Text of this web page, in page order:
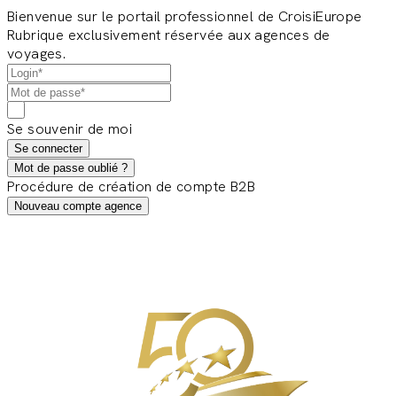
Bienvenue sur le portail professionnel de CroisiEurope
Rubrique exclusivement réservée aux agences de
voyages.
Se souvenir de moi
Se connecter
Mot de passe oublié ?
Procédure de création de compte B2B
Nouveau compte agence